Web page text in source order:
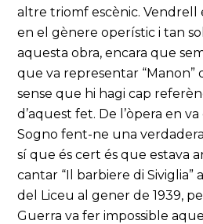
altre triomf escènic. Vendrell
en el gènere operístic i tan
aquesta obra, encara que
que va representar “Manon”
sense que hi hagi cap
d’aquest fet. De l’òpera en
Sogno fent-ne una
sí que és cert és que estava
cantar “Il barbiere di Siviglia”
del Liceu al gener de 1939,
Guerra va fer impossible